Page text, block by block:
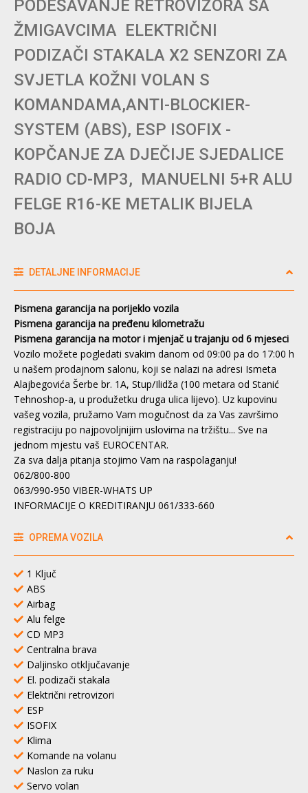
PODEŠAVANJE RETROVIZORA SA
ŽMIGAVCIMA ELEKTRIČNI
PODIZAČI STAKALA X2 SENZORI ZA
SVJETLA KOŽNI VOLAN S
KOMANDAMA,ANTI-BLOCKIER-
SYSTEM (ABS), ESP ISOFIX -
KOPČANJE ZA DJEČIJE SJEDALICE
RADIO CD-MP3, MANUELNI 5+R ALU
FELGE R16-KE METALIK BIJELA
BOJA
DETALJNE INFORMACIJE
Pismena garancija na porijeklo vozila
Pismena garancija na pređenu kilometražu
Pismena garancija na motor i mjenjač u trajanju od 6 mjeseci
Vozilo možete pogledati svakim danom od 09:00 pa do 17:00 h
u našem prodajnom salonu, koji se nalazi na adresi Ismeta
Alajbegovića Šerbe br. 1A, Stup/Ilidža (100 metara od Stanić
Tehnoshop-a, u produžetku druga ulica lijevo). Uz kupovinu
vašeg vozila, pružamo Vam mogučnost da za Vas završimo
registraciju po najpovoljnijim uslovima na tržištu... Sve na
jednom mjestu vaš EUROCENTAR.
Za sva dalja pitanja stojimo Vam na raspolaganju!
062/800-800
063/990-950 VIBER-WHATS UP
INFORMACIJE O KREDITIRANJU 061/333-660
OPREMA VOZILA
1 Ključ
ABS
Airbag
Alu felge
CD MP3
Centralna brava
Daljinsko otključavanje
El. podizači stakala
Električni retrovizori
ESP
ISOFIX
Klima
Komande na volanu
Naslon za ruku
Servo volan